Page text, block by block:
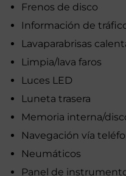
Frenos de disco
Información de
Lavaparabrisas
Limpia/lava faros
Luces LED
Luneta trasera
Memoria interna/
Navegación vía
Neumáticos
Panel de